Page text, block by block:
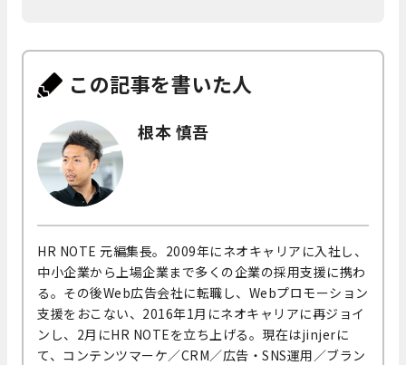
この記事を書いた人
根本 慎吾
HR NOTE 元編集長。2009年にネオキャリアに入社し、
中小企業から上場企業まで多くの企業の採用支援に携わ
る。その後Web広告会社に転職し、Webプロモーション
支援をおこない、2016年1月にネオキャリアに再ジョイ
ンし、2月にHR NOTEを立ち上げる。現在はjinjerに
て、コンテンツマーケ／CRM／広告・SNS運用／ブラン